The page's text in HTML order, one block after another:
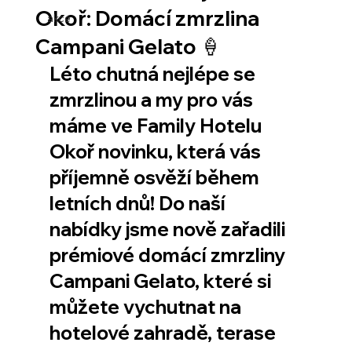
akce
Okoř: Domácí zmrzlina
Campani Gelato 🍦
Léto chutná nejlépe se
zmrzlinou a my pro vás
máme ve Family Hotelu
Okoř novinku, která vás
příjemně osvěží během
letních dnů! Do naší
nabídky jsme nově zařadili
prémiové domácí zmrzliny
Campani Gelato, které si
můžete vychutnat na
hotelové zahradě, terase